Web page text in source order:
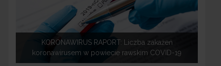
KORONAWIRUS RAPORT: Liczba zakażeń
koronawirusem w powiecie rawskim COVID-19